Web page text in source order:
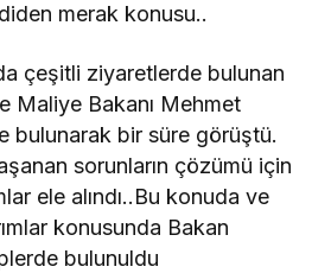
merak konusu..
çeşitli ziyaretlerde bulunan
Maliye Bakanı Mehmet
bulunarak bir süre görüştü.
sorunların çözümü için
ele alındı..Bu konuda ve
konusunda Bakan
bulunuldu